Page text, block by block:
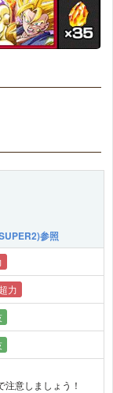
参照
超力
意しましょう！